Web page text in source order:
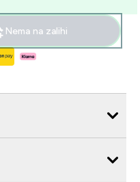
Nema na zalihi